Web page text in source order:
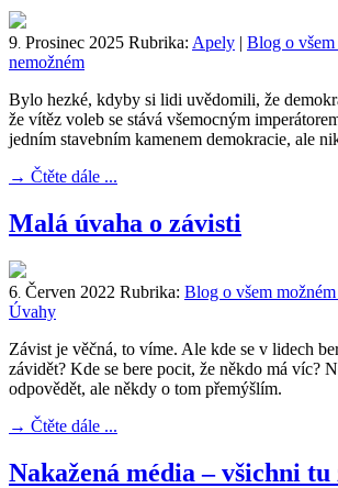
9. Prosinec 2025 Rubrika: Apely | Blog o všem
nemožném
Bylo hezké, kdyby si lidi uvědomili, že
že vítěz voleb se stává všemocným
jedním stavebním kamenem demokracie, ale
→ Čtěte dále ...
Malá úvaha o závisti
6. Červen 2022 Rubrika: Blog o všem
Úvahy
Závist je věčná, to víme. Ale kde se v lidech
závidět? Kde se bere pocit, že někdo má víc?
odpovědět, ale někdy o tom přemýšlím.
→ Čtěte dále ...
Nakažená média – všichni tu